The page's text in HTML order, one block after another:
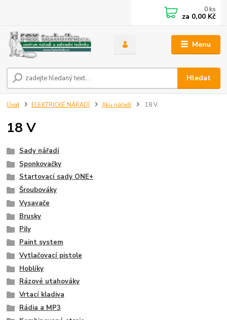
Menu
Hledat
0 ks
za 0,00 Kč
Úvod ELEKTRICKÉ NÁŘADÍ Aku nářadí 18 V
18 V
Sady nářadí
Sponkovačky
Startovací sady ONE+
Šroubováky
Vysavače
Brusky
Pily
Paint system
Vytlačovací pistole
Hoblíky
Rázové utahováky
Vrtací kladiva
Rádia a MP3